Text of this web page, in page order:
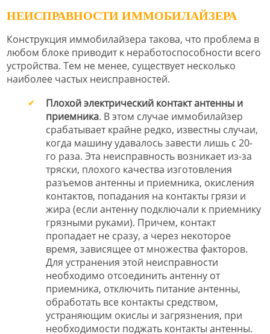
НЕИСПРАВНОСТИ ИММОБИЛАЙЗЕРА
Конструкция иммобилайзера такова, что проблема в
любом блоке приводит к неработоспособности всего
устройства. Тем не менее, существует несколько
наиболее частых неисправностей.
Плохой электрический контакт антенны и
приемника. В этом случае иммобилайзер
срабатывает крайне редко, известны случаи,
когда машину удавалось завести лишь с 20-
го раза. Эта неисправность возникает из-за
тряски, плохого качества изготовления
разъемов антенны и приемника, окисления
контактов, попадания на контакты грязи и
жира (если антенну подключали к приемнику
грязными руками). Причем, контакт
пропадает не сразу, а через некоторое
время, зависящее от множества факторов.
Для устранения этой неисправности
необходимо отсоединить антенну от
приемника, отключить питание антенны,
обработать все контакты средством,
устраняющим окислы и загрязнения, при
необходимости поджать контакты антенны.